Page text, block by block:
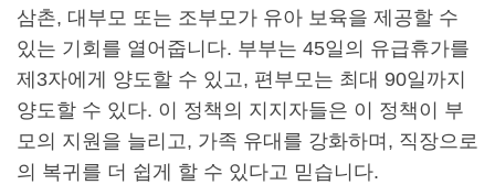
삼촌, 대부모 또는 조부모가 유아 보육을 제공할 수
있는 기회를 열어줍니다. 부부는 45일의 유급휴가를
제3자에게 양도할 수 있고, 편부모는 최대 90일까지
양도할 수 있다. 이 정책의 지지자들은 이 정책이 부
모의 지원을 늘리고, 가족 유대를 강화하며, 직장으로
의 복귀를 더 쉽게 할 수 있다고 믿습니다.